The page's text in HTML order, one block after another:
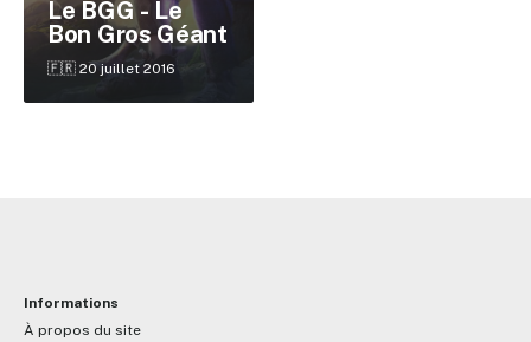
Le BGG - Le
Bon Gros Géant
🇫🇷 20 juillet 2016
Informations
À propos du site